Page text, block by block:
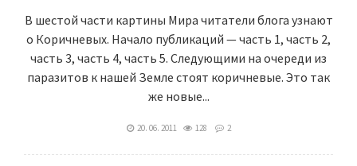
В шестой части картины Мира читатели блога узнают
о Коричневых. Начало публикаций — часть 1, часть 2,
часть 3, часть 4, часть 5. Следующими на очереди из
паразитов к нашей Земле стоят коричневые. Это так
же новые...
20. 06. 2011 128 2